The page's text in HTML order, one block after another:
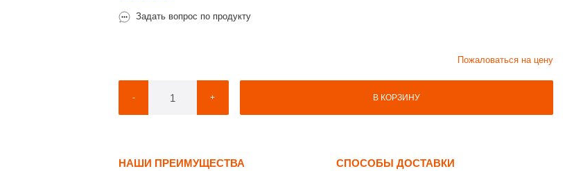
Задать вопрос по продукту
Пожаловаться на цену
- + В КОРЗИНУ
НАШИ ПРЕИМУЩЕСТВА СПОСОБЫ ДОСТАВКИ